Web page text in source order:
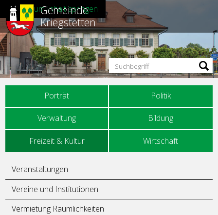
Direkt zum Inhalt springen
Hauptnavigation
Porträt Politik
Verwaltung Bildung
Freizeit & Kultur Wirtschaft
Gemeinde
Kriegstetten
Suchbegriff
Unternavigation
Veranstaltungen
Vereine und Institutionen
Vermietung Räumlichkeiten